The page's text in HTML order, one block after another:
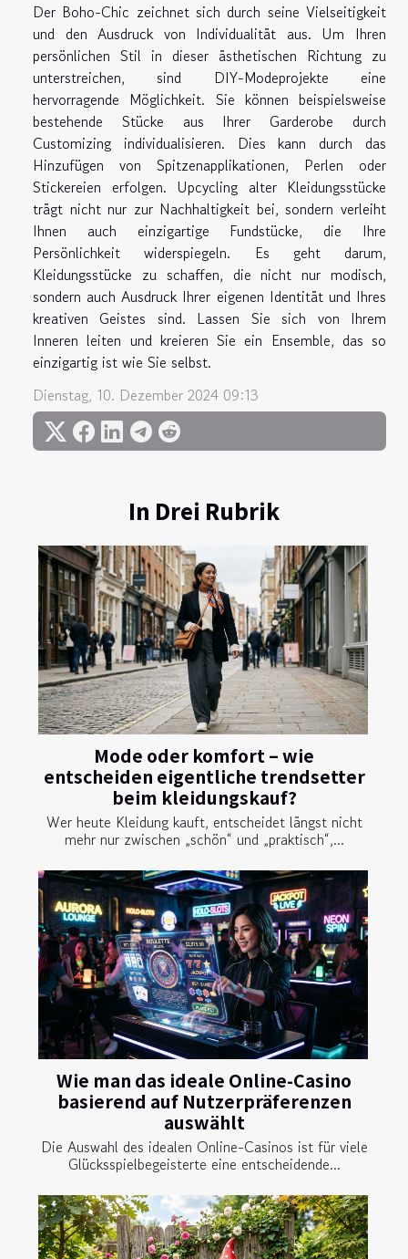
In Drei Rubrik
Mode oder komfort – wie
entscheiden eigentliche trendsetter
beim kleidungskauf?
Wer heute Kleidung kauft, entscheidet längst nicht
mehr nur zwischen „schön“ und „praktisch“,...
Wie man das ideale Online-Casino
basierend auf Nutzerpräferenzen
auswählt
Die Auswahl des idealen Online-Casinos ist für viele
Glücksspielbegeisterte eine entscheidende...
Der Boho-Chic zeichnet sich durch seine Vielseitigkeit
und den Ausdruck von Individualität aus. Um Ihren
persönlichen Stil in dieser ästhetischen Richtung zu
unterstreichen, sind DIY-Modeprojekte eine
hervorragende Möglichkeit. Sie können beispielsweise
bestehende Stücke aus Ihrer Garderobe durch
Customizing individualisieren. Dies kann durch das
Hinzufügen von Spitzenapplikationen, Perlen oder
Stickereien erfolgen. Upcycling alter Kleidungsstücke
trägt nicht nur zur Nachhaltigkeit bei, sondern verleiht
Ihnen auch einzigartige Fundstücke, die Ihre
Persönlichkeit widerspiegeln. Es geht darum,
Kleidungsstücke zu schaffen, die nicht nur modisch,
sondern auch Ausdruck Ihrer eigenen Identität und Ihres
kreativen Geistes sind. Lassen Sie sich von Ihrem
Inneren leiten und kreieren Sie ein Ensemble, das so
einzigartig ist wie Sie selbst.
Dienstag, 10. Dezember 2024 09:13